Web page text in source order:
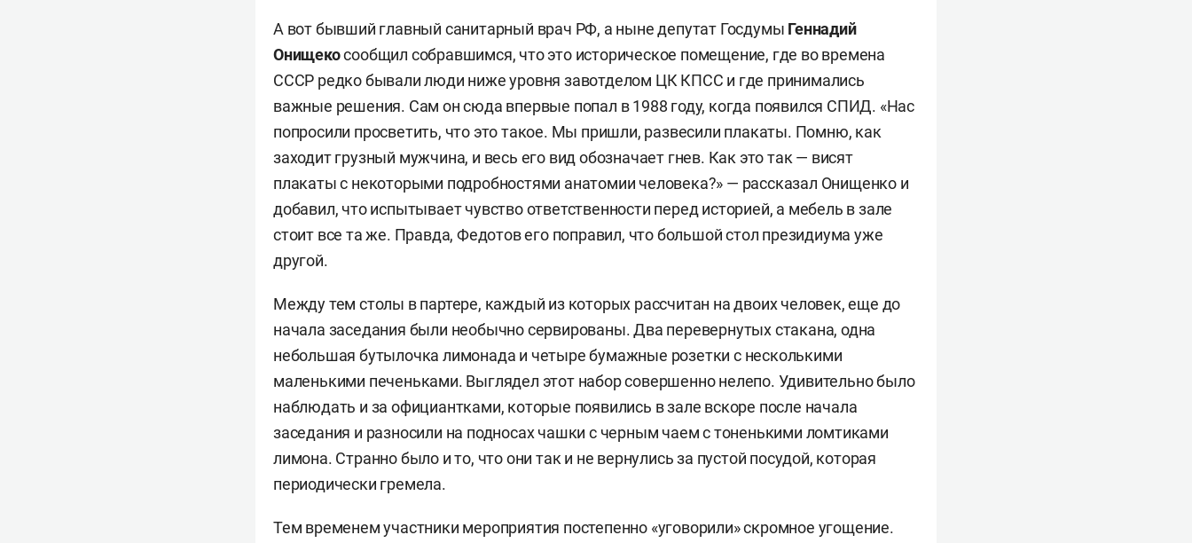
А вот бывший главный санитарный врач РФ, а ныне депутат Госдумы Геннадий
Онищекосообщил собравшимся, что это историческое помещение, где во времена
СССР редко бывали люди ниже уровня завотделом ЦК КПСС и где принимались
важные решения. Сам он сюда впервые попал в 1988 году, когда появился СПИД. «Нас
попросили просветить, что это такое. Мы пришли, развесили плакаты. Помню, как
заходит грузный мужчина, и весь его вид обозначает гнев. Как это так — висят
плакаты с некоторыми подробностями анатомии человека?» — рассказал Онищенко и
добавил, что испытывает чувство ответственности перед историей, а мебель в зале
стоит все та же. Правда, Федотов его поправил, что большой стол президиума уже
другой.
Между тем столы в партере, каждый из которых рассчитан на двоих человек, еще до
начала заседания были необычно сервированы. Два перевернутых стакана, одна
небольшая бутылочка лимонада и четыре бумажные розетки с несколькими
маленькими печеньками. Выглядел этот набор совершенно нелепо. Удивительно было
наблюдать и за официантками, которые появились в зале вскоре после начала
заседания и разносили на подносах чашки с черным чаем с тоненькими ломтиками
лимона. Странно было и то, что они так и не вернулись за пустой посудой, которая
периодически гремела.
Тем временем участники мероприятия постепенно «уговорили» скромное угощение.